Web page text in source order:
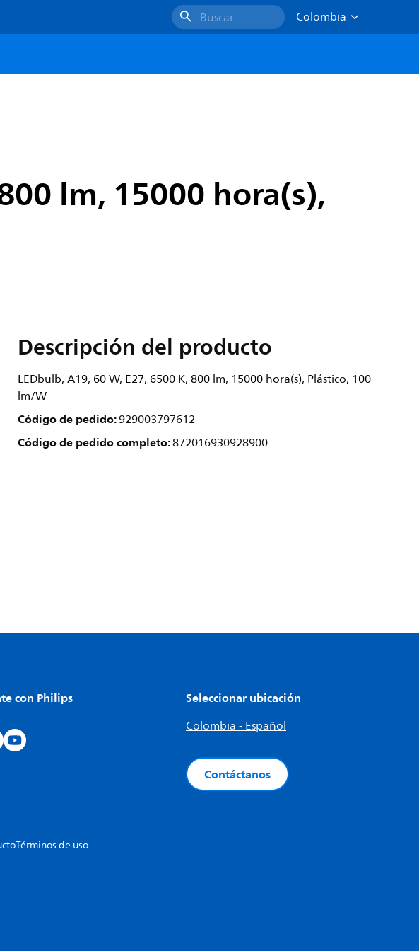
Buscar
Colombia
lm, 15000 hora(s),
Descripción del producto
LEDbulb, A19, 60 W, E27, 6500 K, 800 lm, 15000 hora(s), Plástico, 100
lm/W
Código de pedido:929003797612
Código de pedido completo:872016930928900
con Philips Seleccionar ubicación
Colombia - Español
Contáctanos
Términos de uso